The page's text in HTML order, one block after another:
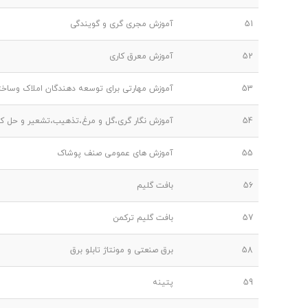
51 آموزش مجری گری و گویندگی
52 آموزش معرق کاری
53 آموزش مهارتی برای توسعه دهندگان املاک
54 آموزش نگار گری،گل و مرغ،تذهیب،تشعیر و حل
55 آموزش های عمومی صنف پوشاک
56 بافت گلیم
57 بافت گلیم ترکمن
58 برق صنعتی و مونتاژ تابلو برق
59 پتینه